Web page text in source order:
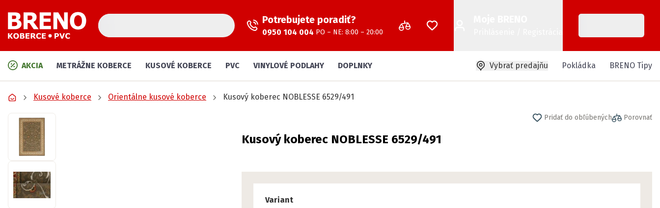
Potrebujete poradiť?
0950 104 004 PO – NE: 8:00 – 20:00
AKCIA METRÁŽNE KOBERCE KUSOVÉ KOBERCE PVC VINYLOVÉ PODLAHY DOPLNKY Vybrať predajňu Pokládka BRENO Tipy
Kusové koberce Orientálne kusové koberce Kusový koberec NOBLESSE 6529/491
Pridať do obľúbených Porovnať
Kusový koberec NOBLESSE 6529/491
Variant